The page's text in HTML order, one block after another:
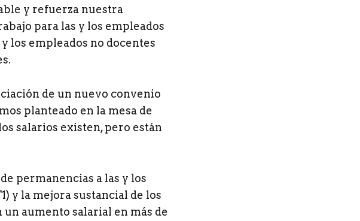
y refuerza nuestra
para las y los empleados
los empleados no docentes
de un nuevo convenio
planteado en la mesa de
salarios existen, pero están
permanencias a las y los
y la mejora sustancial de los
aumento salarial en más de